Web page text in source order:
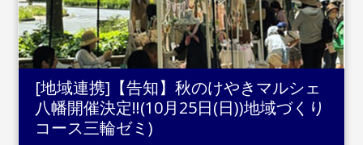
[地域連携]【告知】秋のけやきマルシェ
八幡開催決定‼(10月25日(日))地域づくり
コース三輪ゼミ)